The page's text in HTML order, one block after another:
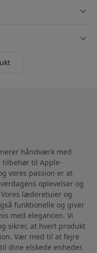
håndværk med
tilbehør til Apple-
vores passion er at
oplevelser og
læderetuier og
funktionelle og giver
med elegancen. Vi
sikrer, at hvert produkt
Vær med til at fejre
dine elskede enheder.